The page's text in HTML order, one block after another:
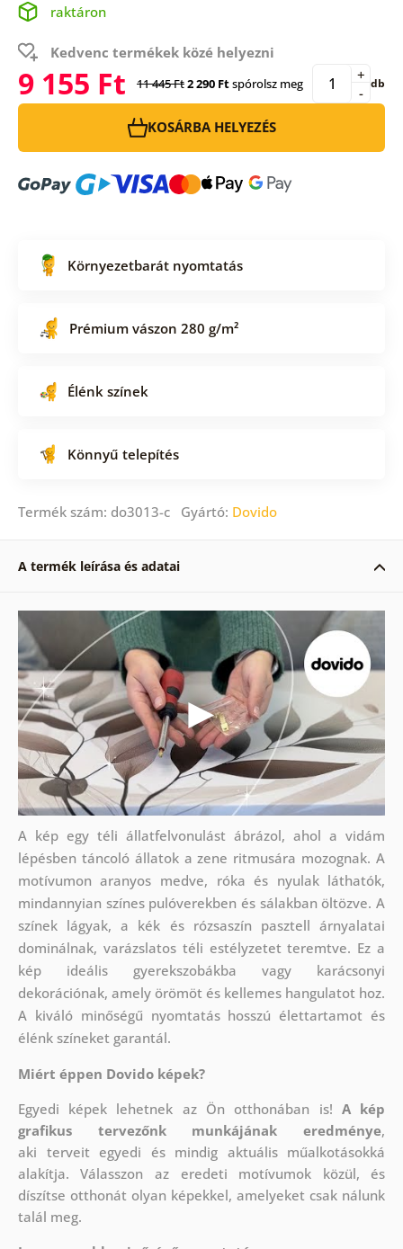
raktáron
Kedvenc termékek közé helyezni
9 155 Ft 11 445 Ft2 290 Ftspórolsz meg -
+ db
KOSÁRBA HELYEZÉS
Környezetbarát nyomtatás
Prémium vászon 280 g/m²
Élénk színek
Könnyű telepítés
Termék szám: do3013-c Gyártó: Dovido
A termék leírása és adatai
A kép egy téli állatfelvonulást ábrázol, ahol a vidám
lépésben táncoló állatok a zene ritmusára mozognak. A
motívumon aranyos medve, róka és nyulak láthatók,
mindannyian színes pulóverekben és sálakban öltözve. A
színek lágyak, a kék és rózsaszín pasztell árnyalatai
dominálnak, varázslatos téli estélyzetet teremtve. Ez a
kép ideális gyerekszobákba vagy karácsonyi
dekorációnak, amely örömöt és kellemes hangulatot hoz.
A kiváló minőségű nyomtatás hosszú élettartamot és
élénk színeket garantál.
Miért éppen Dovido képek?
Egyedi képek lehetnek az Ön otthonában is! A kép
grafikus tervezőnk munkájának eredménye,
aki terveit egyedi és mindig aktuális műalkotásokká
alakítja. Válasszon az eredeti motívumok közül, és
díszítse otthonát olyan képekkel, amelyeket csak nálunk
talál meg.